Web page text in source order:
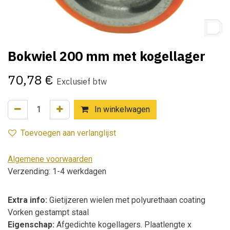
Bokwiel 200 mm met kogellager
70,78 € Exclusief btw
In winkelwagen
Toevoegen aan verlanglijst
Algemene voorwaarden
Verzending: 1-4 werkdagen
Extra info: Gietijzeren wielen met polyurethaan coating
Vorken gestampt staal
Eigenschap: Afgedichte kogellagers. Plaatlengte x